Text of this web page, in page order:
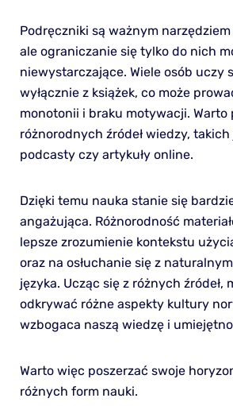
Podręczniki są ważnym
ale ograniczanie się tylko do nich
niewystarczające. Wiele osób uczy
wyłącznie z książek, co może
monotonii i braku motywacji. Warto
różnorodnych źródeł wiedzy, takich
podcasty czy artykuły online.
Dzięki temu nauka stanie się
angażująca. Różnorodność
lepsze zrozumienie kontekstu
oraz na osłuchanie się z
języka. Ucząc się z różnych źródeł,
odkrywać różne aspekty kultury
wzbogaca naszą wiedzę i
Warto więc poszerzać swoje
różnych form nauki.